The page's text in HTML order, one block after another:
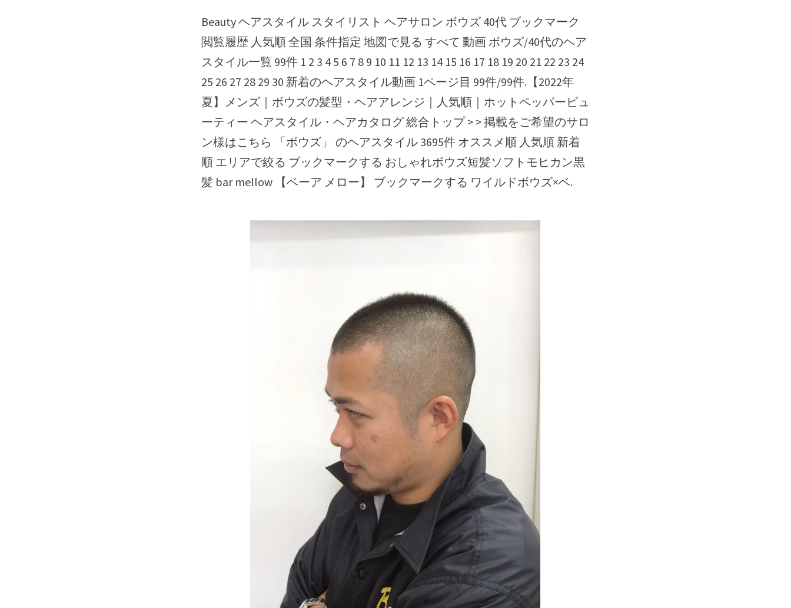
Beauty ヘアスタイル スタイリスト ヘアサロン ボウズ 40代 ブックマーク
閲覧履歴 人気順 全国 条件指定 地図で見る すべて 動画 ボウズ/40代のヘア
スタイル一覧 99件 1 2 3 4 5 6 7 8 9 10 11 12 13 14 15 16 17 18 19 20 21 22 23 24
25 26 27 28 29 30 新着のヘアスタイル動画 1ページ目 99件/99件.【2022年
夏】メンズ｜ボウズの髪型・ヘアアレンジ｜人気順｜ホットペッパービュ
ーティー ヘアスタイル・ヘアカタログ 総合トップ > > 掲載をご希望のサロ
ン様はこちら 「ボウズ」 のヘアスタイル 3695件 オススメ順 人気順 新着
順 エリアで絞る ブックマークする おしゃれボウズ短髪ソフトモヒカン黒
髪 bar mellow 【ベーア メロー】 ブックマークする ワイルドボウズ×ベ.